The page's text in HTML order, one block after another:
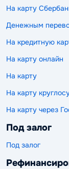
На карту
Денежным
На кредитную
На карту онлайн
На карту
На карту
На карту через
Под залог
Под залог